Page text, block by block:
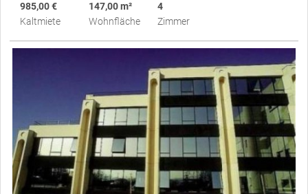
985,00 €
Kaltmiete
147,00 m²
Wohnfläche
4
Zimmer